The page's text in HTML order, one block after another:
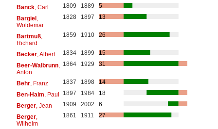
Banck, Carl 1809 1889
5
Bargiel,
Woldemar
1828 1897 13
Bartmuß,
Richard
1859 1910 26
Becker, Albert 1834 1899
15
Beer-Walbrunn,
Anton
1864 1929 31
Behr, Franz 1837 1898
14
Ben-Haim , Paul 1897 1984
18
Berger, Jean 1909 2002
6
Berger,
Wilhelm
1861 1911 27